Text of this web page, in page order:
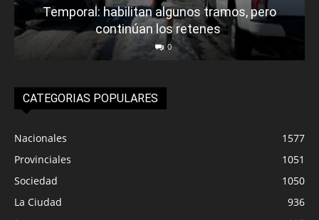
Temporal: habilitan algunos tramos, pero
continúan los retenes
0
CATEGORIAS POPULARES
Nacionales
1577
Provinciales
1051
Sociedad
1050
La Ciudad
936